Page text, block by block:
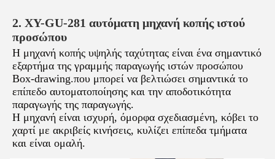
2. XY-GU-281 αυτόματη μηχανή κοπής ιστού
προσώπου
Η μηχανή κοπής υψηλής ταχύτητας είναι ένα σημαντικό
εξαρτήμα της γραμμής παραγωγής ιστών προσώπου
Box-drawing.που μπορεί να βελτιώσει σημαντικά το
επίπεδο αυτοματοποίησης και την αποδοτικότητα
παραγωγής της παραγωγής.
Η μηχανή είναι ισχυρή, όμορφα σχεδιασμένη, κόβει το
χαρτί με ακριβείς κινήσεις, κυλίζει επίπεδα τμήματα
και είναι ομαλή.